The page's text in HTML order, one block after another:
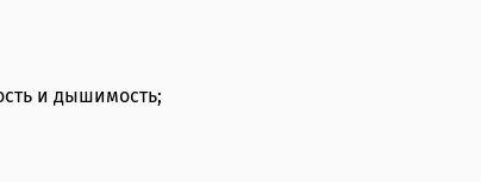
и дышимость;